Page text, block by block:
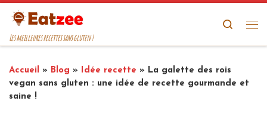
Passer au contenu
Les meilleures recettes sans gluten !
Search
Accueil » Blog » Idée recette » La galette des rois
vegan sans gluten : une idée de recette gourmande et
saine !